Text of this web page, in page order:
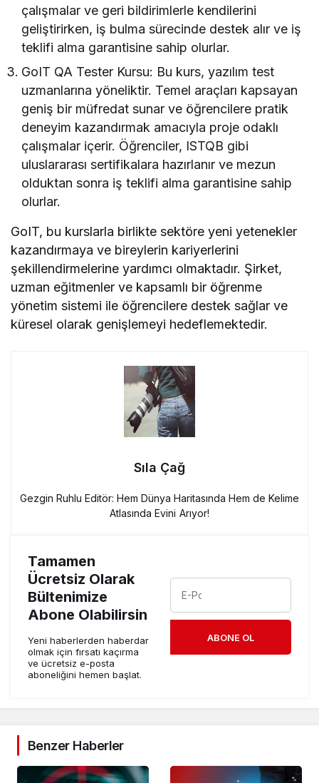
çalışmalar ve geri bildirimlerle kendilerini
geliştirirken, iş bulma sürecinde destek alır ve iş
teklifi alma garantisine sahip olurlar.
GoIT QA Tester Kursu: Bu kurs, yazılım test
uzmanlarına yöneliktir. Temel araçları kapsayan
geniş bir müfredat sunar ve öğrencilere pratik
deneyim kazandırmak amacıyla proje odaklı
çalışmalar içerir. Öğrenciler, ISTQB gibi
uluslararası sertifikalara hazırlanır ve mezun
olduktan sonra iş teklifi alma garantisine sahip
olurlar.
GoIT, bu kurslarla birlikte sektöre yeni yetenekler
kazandırmaya ve bireylerin kariyerlerini
şekillendirmelerine yardımcı olmaktadır. Şirket,
uzman eğitmenler ve kapsamlı bir öğrenme
yönetim sistemi ile öğrencilere destek sağlar ve
küresel olarak genişlemeyi hedeflemektedir.
Sıla Çağ
Gezgin Ruhlu Editör: Hem Dünya Haritasında Hem de Kelime
Atlasında Evini Arıyor!
Tamamen
Ücretsiz Olarak
Bültenimize
Abone Olabilirsin
Yeni haberlerden haberdar
olmak için fırsatı kaçırma
ve ücretsiz e-posta
aboneliğini hemen başlat.
ABONE OL
Benzer Haberler